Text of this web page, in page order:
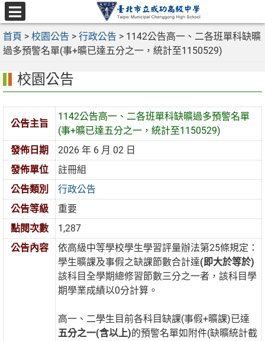
跳
至
主
要
區
選
單
首頁 > 校園公告 > 行政公告 > 1142公告高一、二各班單科缺曠
過多預警名單(事+曠已達五分之一，統計至1150529)
校園公告
公告主旨
1142公告高一、二各班單科缺曠過多預警名單
(事+曠已達五分之一，統計至1150529)
發佈日期
2026 年 6 月 02 日
發佈單位
註冊組
公告類別
行政公告
公告等級
重要
點閱次數
1,287
公告內容
依高級中等學校學生學習評量辦法第25條規定：
學生曠課及事假之缺課節數合計達(即大於等於)
該科目全學期總修習節數三分之一者，該科目學
期學業成績以0分計算。
高一、二學生目前各科目缺課(事假+曠課)已達
五分之一(含以上)的預警名單如附件(缺曠統計截